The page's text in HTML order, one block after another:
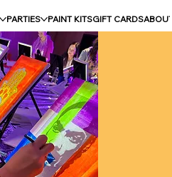
PARTIES PAINT KITSGIFT CARDS